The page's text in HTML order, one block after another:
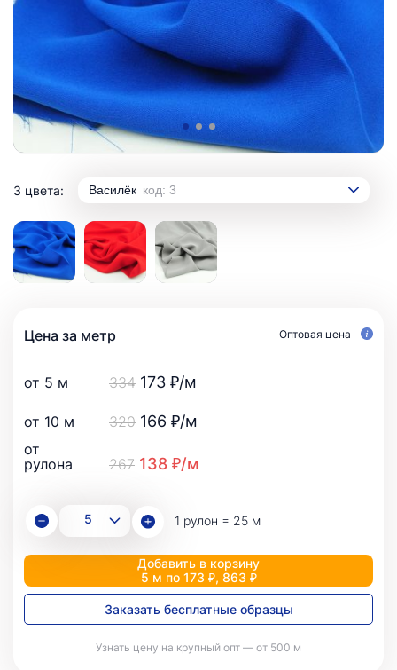
3 цвета: Василёк код: 3
Цена за метр Оптовая цена
от 5 м 334 173 ₽/м
от 10 м 320 166 ₽/м
от
рулона
267 138 ₽/м
1 рулон = 25 м
Добавить в корзину
5 м по 173 ₽, 863 ₽
Заказать бесплатные образцы
Узнать цену на крупный опт — от 500 м